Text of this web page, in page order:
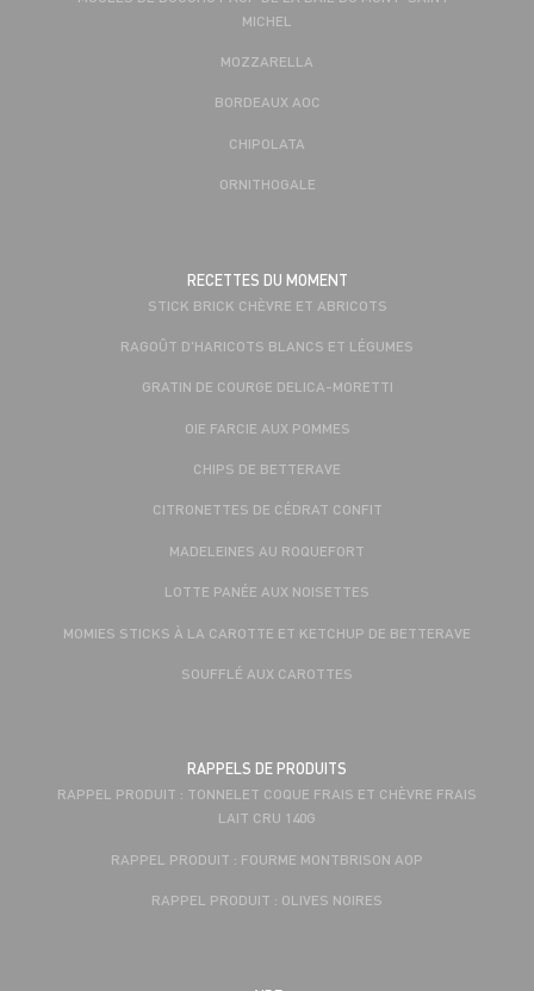
MICHEL
MOZZARELLA
BORDEAUX AOC
CHIPOLATA
ORNITHOGALE
RECETTES DU MOMENT
STICK BRICK CHÈVRE ET ABRICOTS
RAGOÛT D'HARICOTS BLANCS ET LÉGUMES
GRATIN DE COURGE DELICA-MORETTI
OIE FARCIE AUX POMMES
CHIPS DE BETTERAVE
CITRONETTES DE CÉDRAT CONFIT
MADELEINES AU ROQUEFORT
LOTTE PANÉE AUX NOISETTES
MOMIES STICKS À LA CAROTTE ET KETCHUP DE BETTERAVE
SOUFFLÉ AUX CAROTTES
RAPPELS DE PRODUITS
RAPPEL PRODUIT : TONNELET COQUE FRAIS ET CHÈVRE FRAIS
LAIT CRU 140G
RAPPEL PRODUIT : FOURME MONTBRISON AOP
RAPPEL PRODUIT : OLIVES NOIRES